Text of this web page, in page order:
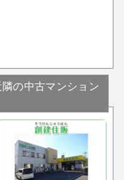
の中古マンション